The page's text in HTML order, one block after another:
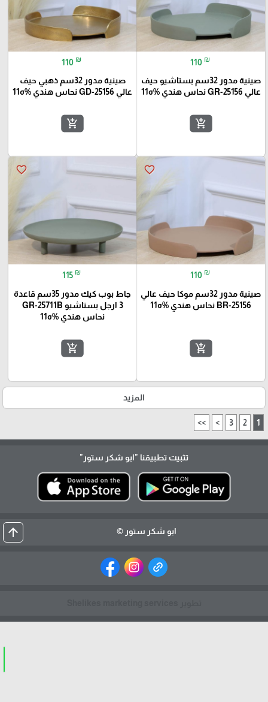
110 ₪
صينية مدور 32سم بستاشيو حيف
عالي GR-25156 نحاس هندي %ه11
add_shopping_cart
110 ₪
صينية مدور 32سم ذهبي حيف
عالي GD-25156 نحاس هندي %ه11
add_shopping_cart
favorite_border
110 ₪
صينية مدور 32سم موكا حيف عالي
BR-25156 نحاس هندي %ه11
add_shopping_cart
favorite_border
115 ₪
جاط بوب كيك مدور 35سم قاعدة
3 ارجل بستاشيو GR-25711B
نحاس هندي %ه11
add_shopping_cart
المزيد
1
2
3
>
>>
تثبيت تطبيقنا "ابو شكر ستور"
ابو شكر ستور © arrow_upward